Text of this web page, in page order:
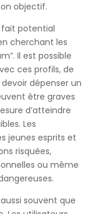
objectif.
fait potential
cherchant les
Il est possible
ces profils, de
dépenser un
être graves
d’atteindre
Les
jeunes esprits et
risquées,
ou même
souvent que